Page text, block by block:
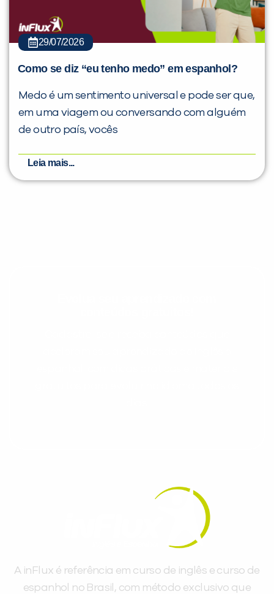
29/07/2026
Como se diz “eu tenho medo” em espanhol?
Medo é um sentimento universal e pode ser que,
em uma viagem ou conversando com alguém
de outro país, vocês
Leia mais...
A inFlux é referência em curso de inglês e curso de
espanhol no Brasil, com método exclusivo que